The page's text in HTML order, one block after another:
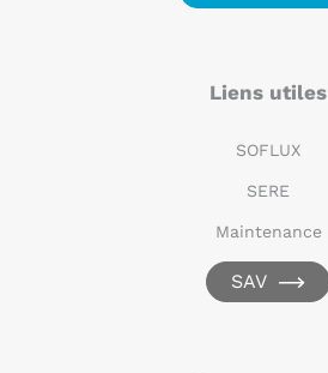
Liens utiles
SOFLUX
SERE
Maintenance
SAV